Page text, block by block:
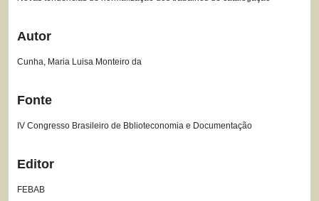
Autor
Cunha, Maria Luisa Monteiro da
Fonte
IV Congresso Brasileiro de Bblioteconomia e Documentação
Editor
FEBAB